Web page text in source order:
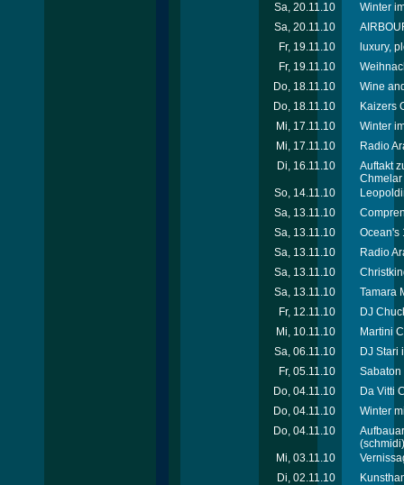
Sa, 20.11.10
Winter
Sa, 20.11.10
Fr, 19.11.10
luxury,
Fr, 19.11.10
Do, 18.11.10
Wine
Do, 18.11.10
Kaizers
Mi, 17.11.10
Winter
Mi, 17.11.10
Radio
Di, 16.11.10
Auftakt
Chmelar
So, 14.11.10
Sa, 13.11.10
Sa, 13.11.10
Ocean's
Sa, 13.11.10
Radio
Sa, 13.11.10
Sa, 13.11.10
Tamara
Fr, 12.11.10
DJ
Mi, 10.11.10
Martini
Sa, 06.11.10
DJ Stari
Fr, 05.11.10
Sabaton
Do, 04.11.10
Da Vitti
Do, 04.11.10
Winter
Do, 04.11.10
(schmidi)
Mi, 03.11.10
Di, 02.11.10